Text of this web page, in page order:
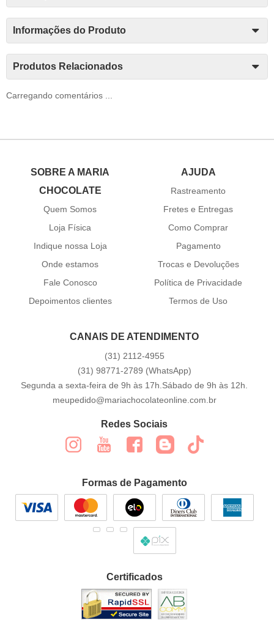
Informações do Produto
Produtos Relacionados
Carregando comentários ...
SOBRE A MARIA
CHOCOLATE
Quem Somos
Loja Física
Indique nossa Loja
Onde estamos
Fale Conosco
Depoimentos clientes
AJUDA
Rastreamento
Fretes e Entregas
Como Comprar
Pagamento
Trocas e Devoluções
Política de Privacidade
Termos de Uso
CANAIS DE ATENDIMENTO
(31) 2112-4955
(31) 98771-2789 (WhatsApp)
Segunda a sexta-feira de 9h às 17h.Sábado de 9h às 12h.
meupedido@mariachocolateonline.com.br
Redes Sociais
Formas de Pagamento
Certificados